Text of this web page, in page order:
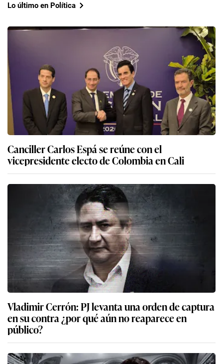
Lo último en Política
Canciller Carlos Espá se reúne con el
vicepresidente electo de Colombia en Cali
Vladimir Cerrón: PJ levanta una orden de captura
en su contra ¿por qué aún no reaparece en
público?